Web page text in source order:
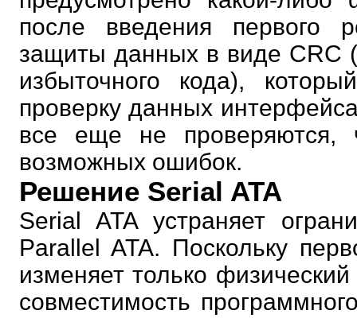
после введения первого
защиты данных в виде CRC
избыточного кода),
проверку данных
все еще не проверяются,
возможных ошибок.
Решение Serial ATA
Serial ATA устраняет
Parallel ATA. Поскольку
изменяет только
совместимость